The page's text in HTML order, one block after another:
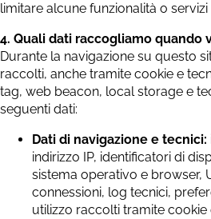
limitare alcune funzionalità o servizi
4. Quali dati raccogliamo quando
Durante la navigazione su questo
raccolti, anche tramite cookie e
tag, web beacon, local storage e
seguenti dati:
Dati di navigazione e tecnici:
indirizzo IP, identificatori di
sistema operativo e browser,
connessioni, log tecnici,
utilizzo raccolti tramite